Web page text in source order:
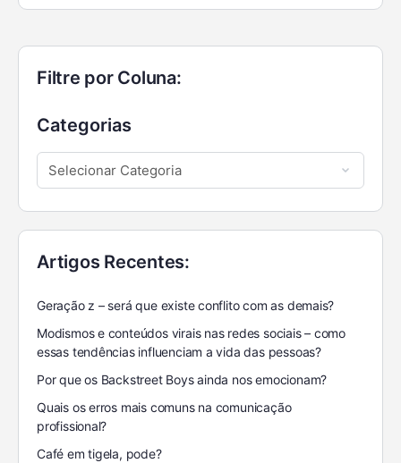
Filtre por Coluna:
Categorias
Artigos Recentes:
Geração z – será que existe conflito com as demais?
Modismos e conteúdos virais nas redes sociais – como
essas tendências influenciam a vida das pessoas?
Por que os Backstreet Boys ainda nos emocionam?
Quais os erros mais comuns na comunicação
profissional?
Café em tigela, pode?